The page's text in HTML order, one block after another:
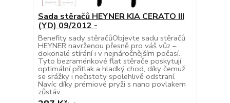
Sada stěračů HEYNER KIA CERATO III
(YD) 09/2012 -
Benefity sady stěračůObjevte sadu stěračů
HEYNER navrženou přesně pro váš vůz –
dokonalé stírání i v nejnáročnějším počasí.
Tyto bezraménkové flat stěrače poskytují
optimální přítlak a hladký chod, díky čemuž
se srážky i nečistoty spolehlivě odstraní.
Navíc díky prémiové pryži s nano povlakem
zůstáv...